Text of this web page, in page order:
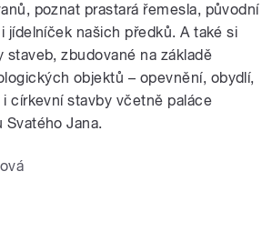
poznat prastará řemesla, původní
jídelníček našich předků. A také si
staveb, zbudované na základě
objektů – opevnění, obydlí,
církevní stavby včetně paláce
Svatého Jana.